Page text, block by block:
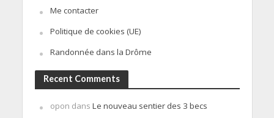
Me contacter
Politique de cookies (UE)
Randonnée dans la Drôme
Recent Comments
opon dans Le nouveau sentier des 3 becs